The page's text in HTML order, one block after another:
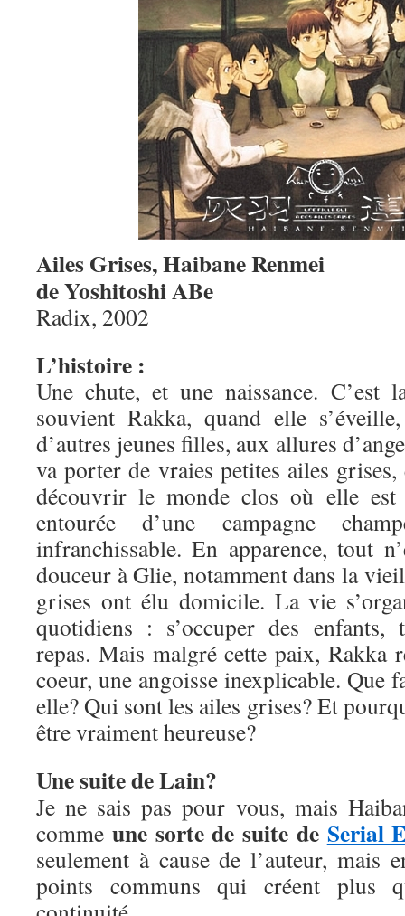
Ailes Grises, Haibane Renmei
de Yoshitoshi ABe
Radix, 2002
L’histoire :
Une chute, et une naissance. C’est
souvient Rakka, quand elle
d’autres jeunes filles, aux allures
va porter de vraies petites ailes
découvrir le monde clos où elle
entourée d’une campagne
infranchissable. En apparence, tout
douceur à Glie, notamment dans la
grises ont élu domicile. La vie
quotidiens : s’occuper des enfants,
repas. Mais malgré cette paix, Rakka
coeur, une angoisse inexplicable. Que
elle? Qui sont les ailes grises? Et
être vraiment heureuse?
Une suite de Lain?
Je ne sais pas pour vous, mais
comme une sorte de suite de Serial
seulement à cause de l’auteur, mais
points communs qui créent plus